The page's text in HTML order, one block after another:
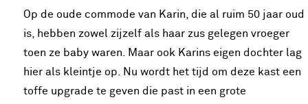
Op de oude commode van Karin, die al ruim 50 jaar oud
is, hebben zowel zijzelf als haar zus gelegen vroeger
toen ze baby waren. Maar ook Karins eigen dochter lag
hier als kleintje op. Nu wordt het tijd om deze kast een
toffe upgrade te geven die past in een grote